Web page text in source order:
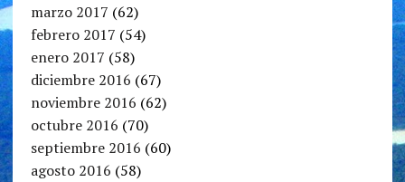
marzo 2017 (62)
febrero 2017 (54)
enero 2017 (58)
diciembre 2016 (67)
noviembre 2016 (62)
octubre 2016 (70)
septiembre 2016 (60)
agosto 2016 (58)